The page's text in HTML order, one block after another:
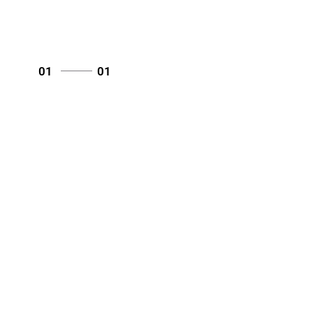
01 01